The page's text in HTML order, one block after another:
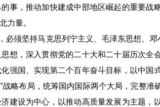
事，推动加快建成中部地区崛起的重要战
力量。
必须坚持马克思列宁主义、毛泽东思想、
想，深入贯彻党的二十大和二十届历次全
强国、实现第二个百年奋斗目标，以中国
战略布局，统筹国内国际两个大局，完整
建设为中心，以推动高质量发展为主题，